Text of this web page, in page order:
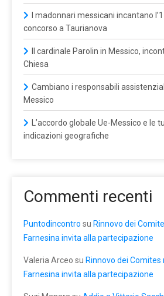
I madonnari messicani incantano
concorso a Taurianova
Il cardinale Parolin in Messico,
Chiesa
Cambiano i responsabili
Messico
L’accordo globale Ue-Messico e le
indicazioni geografiche
Commenti recenti
Puntodincontro su Rinnovo dei
Farnesina invita alla partecipazione
Valeria Arceo su Rinnovo dei Comites
Farnesina invita alla partecipazione